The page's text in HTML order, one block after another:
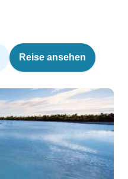
Reise ansehen